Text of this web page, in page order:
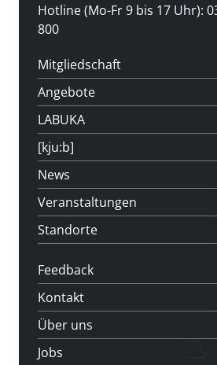
Hotline (Mo-Fr 9 bis 17 Uhr):
800
Mitgliedschaft
Angebote
LABUKA
[kju:b]
News
Veranstaltungen
Standorte
Feedback
Kontakt
Über uns
Jobs